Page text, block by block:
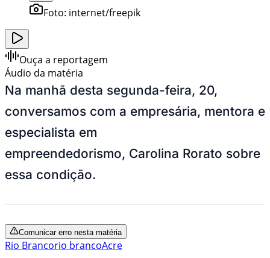
Foto: internet/freepik
Ouça a reportagem
Áudio da matéria
Na manhã desta segunda-feira, 20,
conversamos com a empresária, mentora e
especialista em
empreendedorismo, Carolina Rorato sobre
essa condição.
Comunicar erro nesta matéria
Rio Brancorio brancoAcre